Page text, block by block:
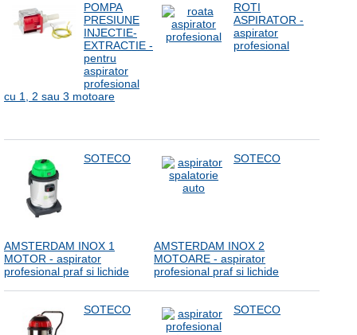
POMPA
PRESIUNE
INJECTIE-
EXTRACTIE -
pentru
aspirator
profesional
cu 1, 2 sau 3 motoare
ROTI
ASPIRATOR -
aspirator
profesional
SOTECO
AMSTERDAM INOX 1
MOTOR - aspirator
profesional praf si lichide
SOTECO
AMSTERDAM INOX 2
MOTOARE - aspirator
profesional praf si lichide
SOTECO SOTECO